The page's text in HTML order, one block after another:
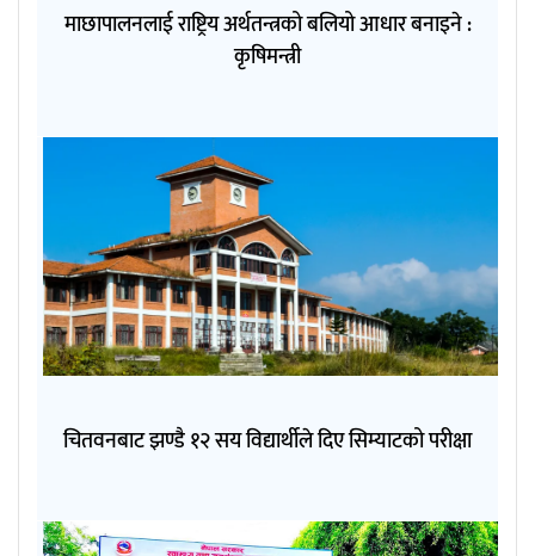
माछापालनलाई राष्ट्रिय अर्थतन्त्रको बलियो आधार बनाइने :
कृषिमन्त्री
चितवनबाट झण्डै १२ सय विद्यार्थीले दिए सिम्याटको परीक्षा